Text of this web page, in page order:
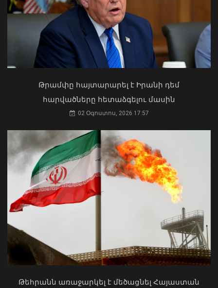
էլեկտրամատակարարումը
07 Օգոստոս, 2026 22:11
Փոխվարչապետ Տիգրան
Խաչատրյանը մասնակցել է
Շինարարի օրվան նվիրված
միջոցառմանը
07 Օգոստոս, 2026 21:53
Ի՞նչ ուղերձ էր ոտքի չկանգնելը.
Աղաջանյանը` ընդդիմությանը
02 Օգոստոս, 2026 15:22
նախագահը շնորհավորել է ՀՀ ԱԺ
նախագահին
04 Օգոստոս, 2026 17:41
Թրամփը հայտարարել է Իրանի դեմ
հարվածները հետաձգելու մասին
02 Օգոստոս, 2026 17:57
Թեհրանն առաջարկել է մեծացնել Հայաստան